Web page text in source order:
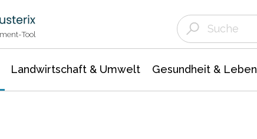
Tool
Landwirtschaft & Umwelt Gesundheit & Leben